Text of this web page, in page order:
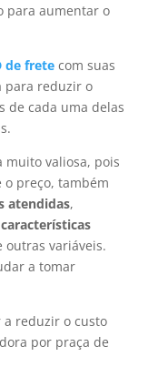
para aumentar o
de frete com suas
para reduzir o
de cada uma delas
muito valiosa, pois
o preço, também
atendidas,
características
variáveis.
a tomar
reduzir o custo
por praça de